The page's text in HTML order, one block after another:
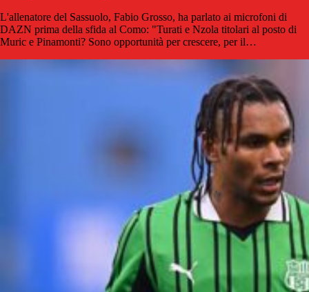
L'allenatore del Sassuolo, Fabio Grosso, ha parlato ai microfoni di
DAZN prima della sfida al Como: "Turati e Nzola titolari al posto di
Muric e Pinamonti? Sono opportunità per crescere, per il…